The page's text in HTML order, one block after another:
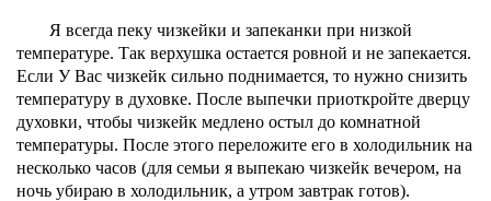
Я всегда пеку чизкейки и запеканки при низкой
температуре. Так верхушка остается ровной и не запекается.
Если У Вас чизкейк сильно поднимается, то нужно снизить
температуру в духовке. После выпечки приоткройте дверцу
духовки, чтобы чизкейк медлено остыл до комнатной
температуры. После этого переложите его в холодильник на
несколько часов (для семьи я выпекаю чизкейк вечером, на
ночь убираю в холодильник, а утром завтрак готов).